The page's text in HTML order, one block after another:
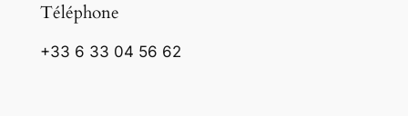
Téléphone
+33 6 33 04 56 62